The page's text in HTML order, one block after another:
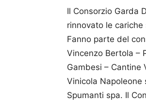
Il Consorzio Garda
rinnovato le
Fanno parte del
Vincenzo Bertola –
Gambesi – Cantine
Vinicola Napoleone
Spumanti spa. Il